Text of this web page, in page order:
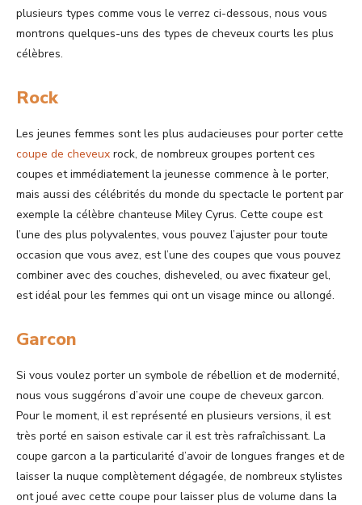
plusieurs types comme vous le verrez ci-dessous, nous vous
montrons quelques-uns des types de cheveux courts les plus
célèbres.
Rock
Les jeunes femmes sont les plus audacieuses pour porter cette
coupe de cheveux rock, de nombreux groupes portent ces
coupes et immédiatement la jeunesse commence à le porter,
mais aussi des célébrités du monde du spectacle le portent par
exemple la célèbre chanteuse Miley Cyrus. Cette coupe est
l’une des plus polyvalentes, vous pouvez l’ajuster pour toute
occasion que vous avez, est l’une des coupes que vous pouvez
combiner avec des couches, disheveled, ou avec fixateur gel,
est idéal pour les femmes qui ont un visage mince ou allongé.
Garcon
Si vous voulez porter un symbole de rébellion et de modernité,
nous vous suggérons d’avoir une coupe de cheveux garcon.
Pour le moment, il est représenté en plusieurs versions, il est
très porté en saison estivale car il est très rafraîchissant. La
coupe garcon a la particularité d’avoir de longues franges et de
laisser la nuque complètement dégagée, de nombreux stylistes
ont joué avec cette coupe pour laisser plus de volume dans la